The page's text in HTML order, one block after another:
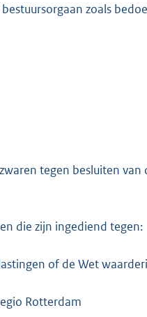
zoals
tegen besluiten van
die zijn ingediend tegen:
of de Wet
Rotterdam